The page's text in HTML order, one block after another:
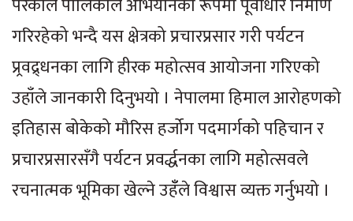
गरिरहेको भन्दै यस क्षेत्रको प्रचारप्रसार गरी पर्यटन
प्र्रवद्र्धनका लागि हीरक महोत्सव आयोजना गरिएको
उहाँले जानकारी दिनुभयो । नेपालमा हिमाल आरोहणको
इतिहास बोकेको मौरिस हर्जोग पदमार्गको पहिचान र
प्रचारप्रसारसँगै पर्यटन प्रवर्द्धनका लागि महोत्सवले
रचनात्मक भूमिका खेल्ने उहँँले विश्वास व्यक्त गर्नुभयो ।